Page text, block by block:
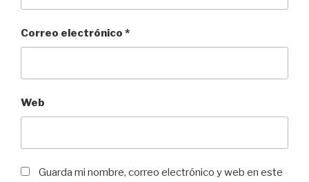
Correo electrónico *
Web
Guarda mi nombre, correo electrónico y web en este